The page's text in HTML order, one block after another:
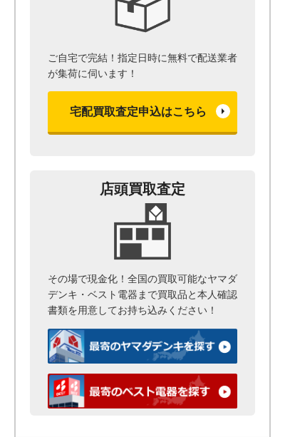
ご自宅で完結！指定日時に無料で配送業者
が集荷に伺います！
宅配買取査定申込はこちら
店頭買取査定
その場で現金化！全国の買取可能なヤマダ
デンキ・ベスト電器まで買取品と本人確認
書類を用意してお持ち込みください！